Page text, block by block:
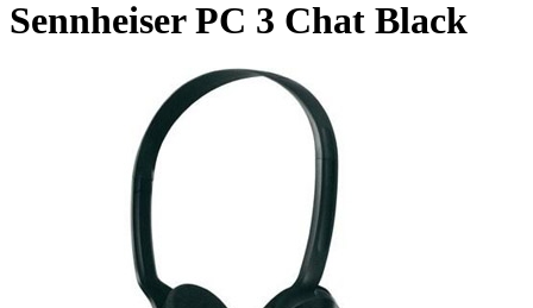
Sennheiser PC 3 Chat Black